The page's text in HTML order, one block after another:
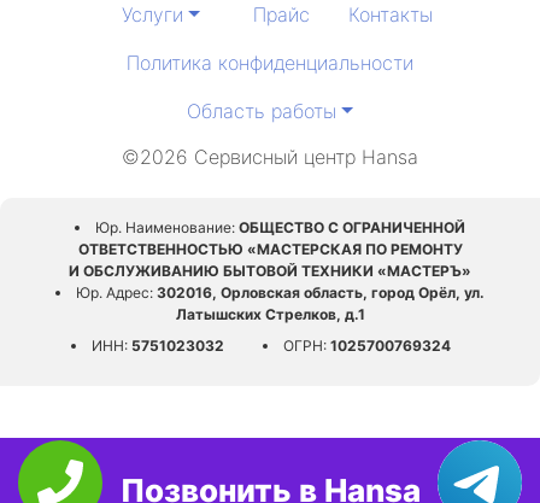
Услуги Прайс
Контакты
Политика конфиденциальности
Область работы
©2026 Сервисный центр Hansa
Юр. Наименование: ОБЩЕСТВО С ОГРАНИЧЕННОЙ
ОТВЕТСТВЕННОСТЬЮ «МАСТЕРСКАЯ ПО РЕМОНТУ
И ОБСЛУЖИВАНИЮ БЫТОВОЙ ТЕХНИКИ «МАСТЕРЪ»
Юр. Адрес: 302016, Орловская область, город Орёл, ул.
Латышских Стрелков, д.1
ИНН:5751023032 ОГРН:1025700769324
Позвонить в Hansa